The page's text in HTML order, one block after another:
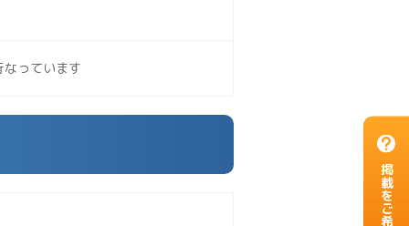
っています